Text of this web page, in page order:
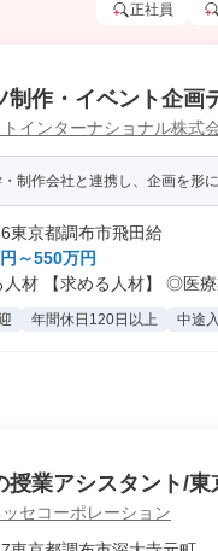
正社員
制作・イベント企画
インターナショナル株式
・制作会社と連携し、企画を形
東京都調布市飛田給
～550万円
人材 【求める人材】 ◎医
年間休日120日以上 中途
授業アシスタント/東
セコーポレーション